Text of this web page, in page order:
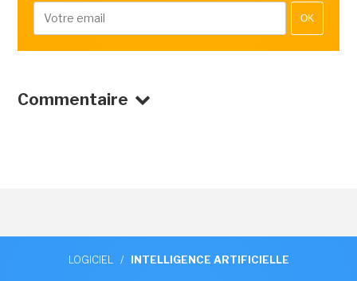
OK
Commentaire
LOGICIEL / INTELLIGENCE ARTIFICIELLE